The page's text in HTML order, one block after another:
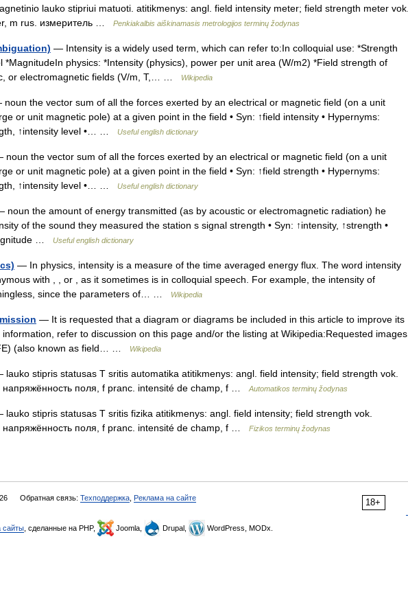
lauko stipriui matuoti. atitikmenys: angl. field intensity meter; field strength meter vok.
m rus. измеритель …
Penkiakalbis aiškinamasis metrologijos terminų žodynas
— Intensity is a widely used term, which can refer to:In colloquial use: *Strength
*MagnitudeIn physics: *Intensity (physics), power per unit area (W/m2) *Field strength of
or electromagnetic fields (V/m, T,… …
Wikipedia
the vector sum of all the forces exerted by an electrical or magnetic field (on a unit
or unit magnetic pole) at a given point in the field • Syn: ↑field intensity • Hypernyms:
↑intensity level •… …
Useful english dictionary
noun the vector sum of all the forces exerted by an electrical or magnetic field (on a unit
or unit magnetic pole) at a given point in the field • Syn: ↑field strength • Hypernyms:
↑intensity level •… …
Useful english dictionary
noun the amount of energy transmitted (as by acoustic or electromagnetic radiation) he
of the sound they measured the station s signal strength • Syn: ↑intensity, ↑strength •
…
Useful english dictionary
— In physics, intensity is a measure of the time averaged energy flux. The word intensity
with , , or , as it sometimes is in colloquial speech. For example, the intensity of
since the parameters of… …
Wikipedia
— It is requested that a diagram or diagrams be included in this article to improve its
refer to discussion on this page and/or the listing at Wikipedia:Requested images.
(also known as field… …
Wikipedia
lauko stipris statusas T sritis automatika atitikmenys: angl. field intensity; field strength vok.
напряжённость поля, f pranc. intensité de champ, f …
Automatikos terminų žodynas
lauko stipris statusas T sritis fizika atitikmenys: angl. field intensity; field strength vok.
напряжённость поля, f pranc. intensité de champ, f …
Fizikos terminų žodynas
18+
Обратная связь: Техподдержка Реклама на сайте
сайты , сделанные на PHP, Joomla, Drupal, WordPress, MODx.